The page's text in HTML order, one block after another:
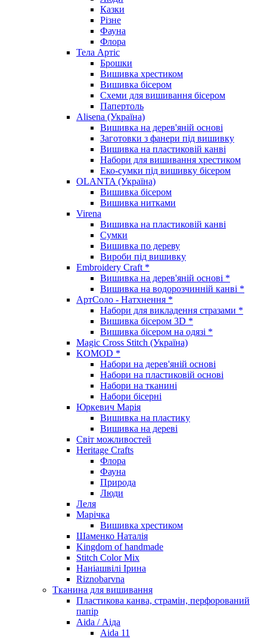
Казки
Різне
Фауна
Флора
Тела Артіс
Брошки
Вишивка хрестиком
Вишивка бісером
Схеми для вишивання бісером
Папертоль
Alisena (Україна)
Вишивка на дерев'яній основі
Заготовки з фанери під вишивку
Вишивка на пластиковій канві
Набори для вишивання хрестиком
Еко-сумки під вишивку бісером
OLANTA (Україна)
Вишивка бісером
Вишивка нитками
Virena
Вишивка на пластиковій канві
Сумки
Вишивка по дереву
Вироби під вишивку
Embroidery Craft *
Вишивка на дерев'яній основі *
Вишивка на водорозчинній канві *
АртСоло - Натхнення *
Набори для викладення стразами *
Вишивка бісером 3D *
Вишивка бісером на одязі *
Magic Cross Stitch (Україна)
KOMOD *
Набори на дерев'яній основі
Набори на пластиковій основі
Набори на тканині
Набори бісерні
Юркевич Марія
Вишивка на пластику
Вишивка на дереві
Світ можливостей
Heritage Crafts
Флора
Фауна
Природа
Люди
Леля
Марічка
Вишивка хрестиком
Шаменко Наталія
Kingdom of handmade
Stitch Color Mix
Наніашвілі Ірина
Riznobarvna
Тканина для вишивання
Пластикова канва, страмін, перфорований
папір
Aida / Аіда
Aida 11